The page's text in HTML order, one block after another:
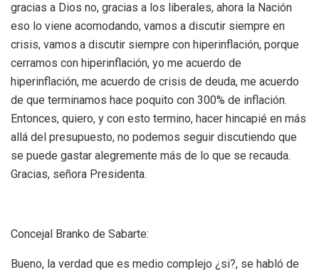
gracias a Dios no, gracias a los liberales, ahora la Nación
eso lo viene acomodando, vamos a discutir siempre en
crisis, vamos a discutir siempre con hiperinflación, porque
cerramos con hiperinflación, yo me acuerdo de
hiperinflación, me acuerdo de crisis de deuda, me acuerdo
de que terminamos hace poquito con 300% de inflación.
Entonces, quiero, y con esto termino, hacer hincapié en más
allá del presupuesto, no podemos seguir discutiendo que
se puede gastar alegremente más de lo que se recauda.
Gracias, señora Presidenta.
Concejal Branko de Sabarte:
Bueno, la verdad que es medio complejo ¿si?, se habló de